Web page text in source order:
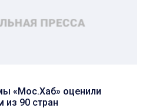
«Мос.Хаб» оценили
из 90 стран